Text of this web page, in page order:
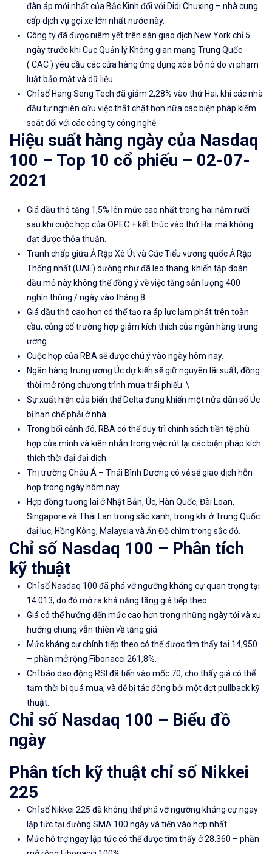
đàn áp mới nhất của Bắc Kinh đối với Didi Chuxing – nhà cung
cấp dịch vụ gọi xe lớn nhất nước này.
Công ty đã được niêm yết trên sàn giao dịch New York chỉ 5
ngày trước khi Cục Quản lý Không gian mạng Trung Quốc
( CAC ) yêu cầu các cửa hàng ứng dụng xóa bỏ nó do vi phạm
luật bảo mật và dữ liệu.
Chỉ số Hang Seng Tech đã giảm 2,28% vào thứ Hai, khi các nhà
đầu tư nghiên cứu việc thắt chặt hơn nữa các biện pháp kiểm
soát đối với các công ty công nghệ.
Hiệu suất hàng ngày của Nasdaq
100 – Top 10 cổ phiếu – 02-07-
2021
Giá dầu thô tăng 1,5% lên mức cao nhất trong hai năm rưỡi
sau khi cuộc họp của OPEC + kết thúc vào thứ Hai mà không
đạt được thỏa thuận.
Tranh chấp giữa Ả Rập Xê Útvà Các Tiểu vương quốc Ả Rập
Thống nhất(UAE) dường như đã leo thang, khiến tập đoàn
dầu mỏ này không thể đồng ý về việc tăng sản lượng 400
nghìn thùng / ngày vào tháng 8.
Giá dầu thô cao hơn có thể tạo ra áp lực lạm phát trên toàn
cầu, củng cố trường hợp giảm kích thích của ngân hàng trung
ương.
Cuộc họp của RBA sẽ được chú ý vào ngày hôm nay.
Ngân hàng trung ương Úc dự kiến ​​sẽ giữ nguyên lãi suất, đồng
thời mở rộng chương trình mua trái phiếu . \
Sự xuất hiện của biến thể Delta đang khiến một nửa dân số Úc
bị hạn chế phải ở nhà.
Trong bối cảnh đó, RBA có thể duy trì chính sách tiền tệ phù
hợp của mình và kiên nhẫn trong việc rút lại các biện pháp kích
thích thời đại đại dịch.
Thị trường Châu Á – Thái Bình Dương có vẻ sẽ giao dịch hỗn
hợp trong ngày hôm nay.
Hợp đồng tương lai ở Nhật Bản, Úc, Hàn Quốc, Đài Loan,
Singapore và Thái Lan trong sắc xanh, trong khi ở Trung Quốc
đại lục, Hồng Kông, Malaysia và Ấn Độ chìm trong sắc đỏ.
Chỉ số Nasdaq 100 – Phân tích
kỹ thuật
Chỉ số Nasdaq 100 đã phá vỡ ngưỡng kháng cự quan trọng tại
14.013, do đó mở ra khả năng tăng giá tiếp theo.
Giá có thể hướng đến mức cao hơn trong những ngày tới và xu
hướng chung vẫn thiên về tăng giá.
Mức kháng cự chính tiếp theo có thể được tìm thấy tại 14,950
– phần mở rộng Fibonacci 261,8%.
Chỉ báo dao động RSI đã tiến vào mốc 70, cho thấy giá có thể
tạm thời bị quá mua, và dễ bị tác động bởi một đợt pullback kỹ
thuật.
Chỉ số Nasdaq 100 – Biểu đồ
ngày
Phân tích kỹ thuật chỉ số Nikkei
225
Chỉ số Nikkei 225 đã không thể phá vỡ ngưỡng kháng cự ngay
lập tức tại đường SMA 100 ngày và tiến vào hợp nhất.
Mức hỗ trợ ngay lập tức có thể được tìm thấy ở 28.360 – phần